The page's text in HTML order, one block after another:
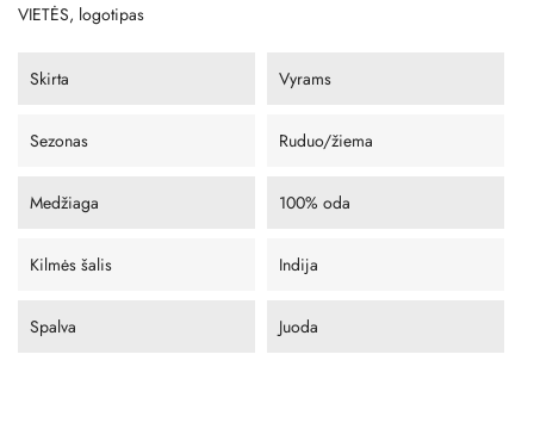
VIETĖS, logotipas
Skirta Vyrams
Sezonas Ruduo/žiema
Medžiaga 100% oda
Kilmės šalis Indija
Spalva Juoda